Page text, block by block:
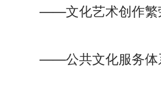
——文化艺术创作繁
——公共文化服务体